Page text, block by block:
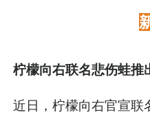
柠檬向右联名悲伤蛙推
近日，柠檬向右官宣联